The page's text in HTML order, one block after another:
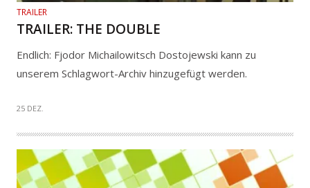
TRAILER
TRAILER: THE DOUBLE
Endlich: Fjodor Michailowitsch Dostojewski kann zu
unserem Schlagwort-Archiv hinzugefügt werden.
25 DEZ.